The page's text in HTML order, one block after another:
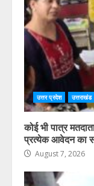
उत्तर प्रदेश उत्तराखंड
कोई भी पात्र
प्रत्येक आवेदन का
August 7, 2026